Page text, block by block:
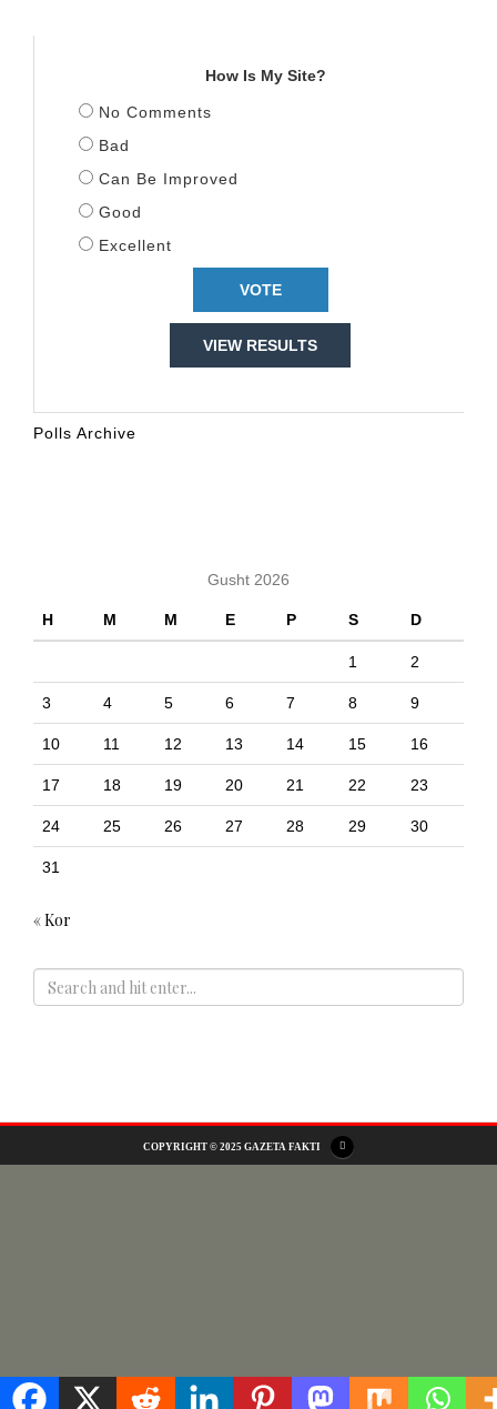
How Is My Site?
No Comments
Bad
Can Be Improved
Good
Excellent
VIEW RESULTS
Polls Archive
Gusht 2026
H M M E P S D
1 2
3 4 5 6 7 8 9
10 11 12 13 14 15 16
17 18 19 20 21 22 23
24 25 26 27 28 29 30
31
« Kor
COPYRIGHT © 2025 GAZETA FAKTI